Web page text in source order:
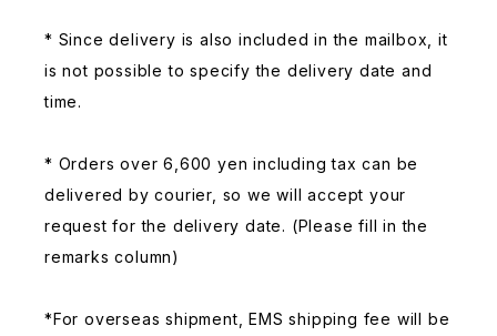
* Since delivery is also included in the mailbox, it
is not possible to specify the delivery date and
time.
* Orders over 6,600 yen including tax can be
delivered by courier, so we will accept your
request for the delivery date. (Please fill in the
remarks column)
*For overseas shipment, EMS shipping fee will be